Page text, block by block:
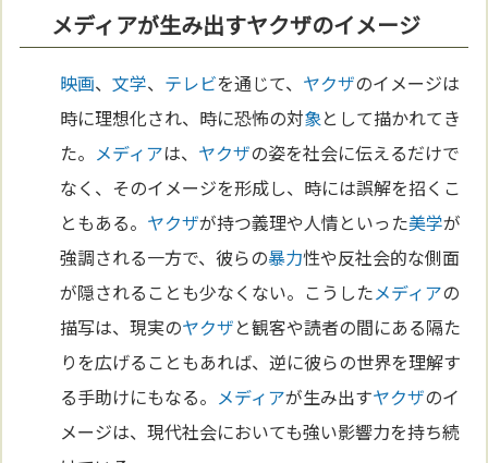
メディアが生み出すヤクザのイメージ
映画、文学、 テレビを通じて、 ヤクザのイメージは
時に理想化され、時に恐怖の対象として描かれてき
た。 メディアは、 ヤクザの姿を社会に伝えるだけで
なく、そのイメージを形成し、時には誤解を招くこ
ともある。 ヤクザが持つ義理や人情といった美学が
強調される一方で、彼らの暴力性や反社会的な側面
が隠されることも少なくない。こうしたメディアの
描写は、現実のヤクザと観客や読者の間にある隔た
りを広げることもあれば、逆に彼らの世界を理解す
る手助けにもなる。 メディアが生み出すヤクザのイ
メージは、現代社会においても強い影響力を持ち続